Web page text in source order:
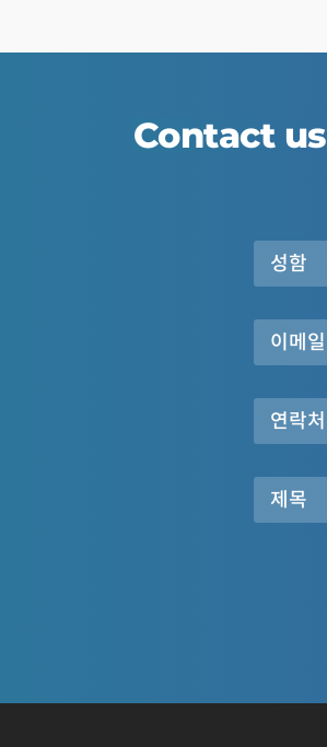
Contact us